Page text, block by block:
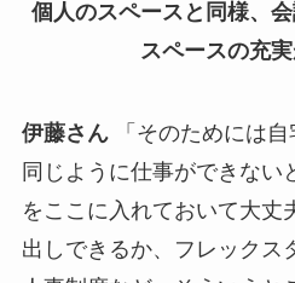
個人のスペースと同様、
スペースの充
伊藤さん
「そのためには自
同じように仕事ができない
をここに入れておいて大丈
出しできるか、フレックス